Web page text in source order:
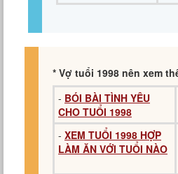
* Vợ tuổi 1998 nên xem
- BÓI BÀI TÌNH YÊU
CHO TUỔI 1998
- XEM TUỔI 1998 HỢP
LÀM ĂN VỚI TUỔI NÀO